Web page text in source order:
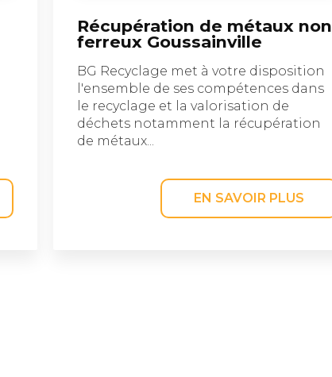
Récupération de métaux non
ferreux Goussainville
BG Recyclage met à votre disposition
l'ensemble de ses compétences dans
le recyclage et la valorisation de
déchets notamment la récupération
de métaux...
EN SAVOIR PLUS